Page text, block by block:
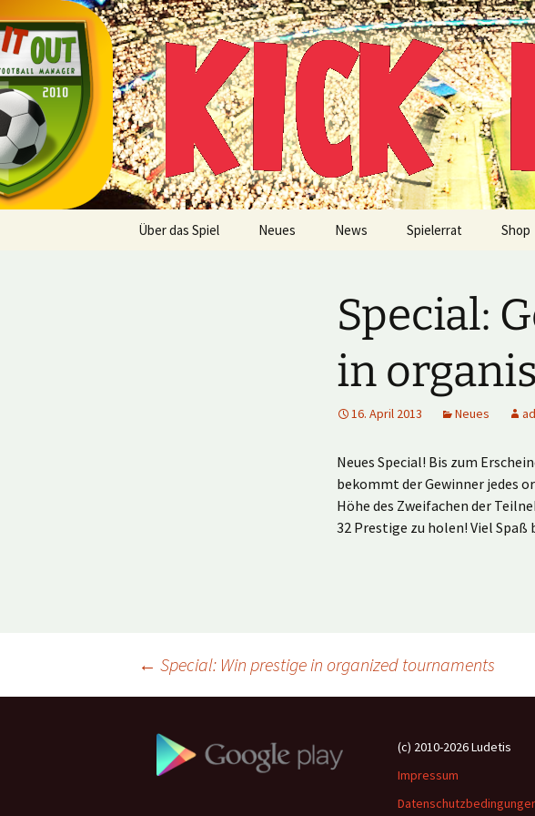
Inhalt
springen
Kick it out!
Multiplayer Football Manager
Über das Spiel Neues News Spielerrat Shop
Special:
in
16. April 2013 Neues
Neues Special! Bis zum
bekommt der Gewinner jedes
Höhe des Zweifachen der
32 Prestige zu holen! Viel Spaß
Beitragsnavigation
← Special: Win prestige in organized tournaments
(c) 2010-2026 Ludetis
Impressum